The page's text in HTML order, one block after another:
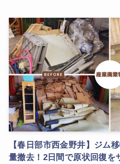
【春日部市西金野井】ジム
量撤去！2日間で原状回復を